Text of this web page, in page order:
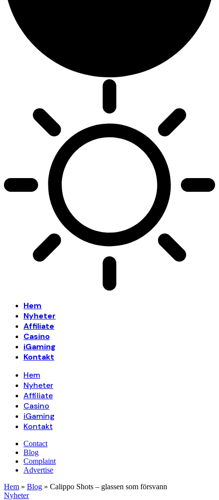
Hem
Nyheter
Affiliate
Casino
iGaming
Kontakt
Hem
Nyheter
Affiliate
Casino
iGaming
Kontakt
Contact
Blog
Complaint
Advertise
Hem » Blog » Calippo Shots – glassen som försvann
Nyheter